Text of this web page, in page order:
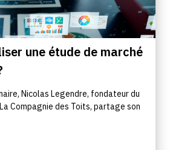
une étude de marché
Nicolas Legendre, fondateur du
Compagnie des Toits, partage son